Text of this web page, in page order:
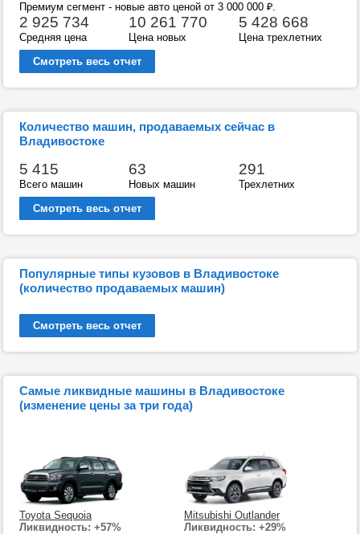
Премиум сегмент - новые авто ценой от 3 000 000 ₽.
2 925 734 10 261 770 5 428 668
Средняя цена Цена новых
Цена трехлетних
Смотреть весь отчет
Количество машин, продаваемых сейчас в
Владивостоке
5 415 63 291
Всего машин Новых машин
Трехлетних
Смотреть весь отчет
Популярные типы кузовов в Владивостоке
(количество продаваемых машин)
Смотреть весь отчет
Самые ликвидные машины в Владивостоке
(изменение цены за три года)
Toyota Sequoia
Ликвидность: +57%
Mitsubishi Outlander
Ликвидность: +29%